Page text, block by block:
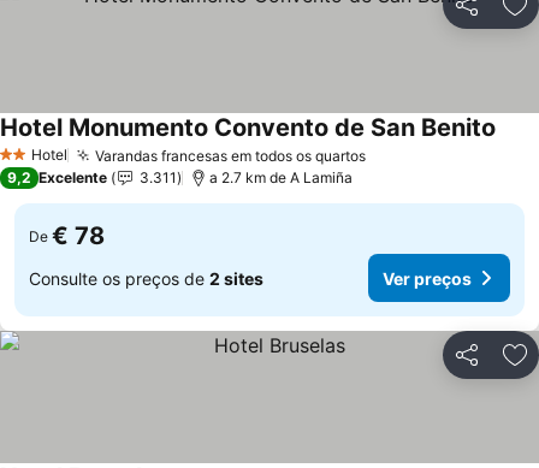
Partilhar
2 Estrelas
Hotel Varandas francesas em todos os quartos
Hotel Monumento Convento de San Benito
9,2 Excelente 3.311 a 2.7 km de A Lamiña
De € 78
Consulte os preços de 2 sites Ver preços
Partilhar